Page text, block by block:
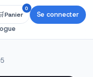
Panier
0
Se connecter